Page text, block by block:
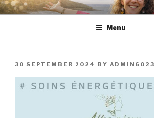
Skip
to
Menu
POSTED
30 SEPTEMBER 2024 BY ADMIN6023